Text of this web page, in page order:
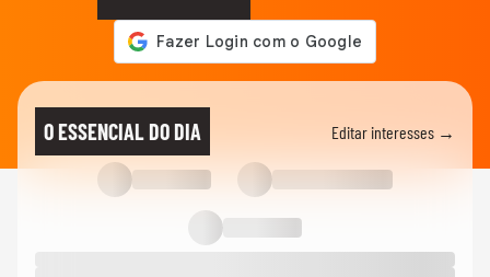
O ESSENCIAL DO DIA Editar interesses →